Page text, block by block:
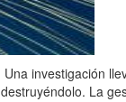
investigación
La